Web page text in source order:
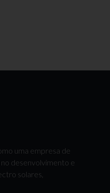
uma empresa de
desenvolvimento e
solares,